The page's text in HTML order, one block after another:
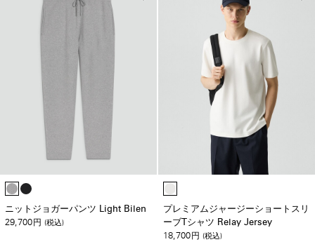
ニットジョガーパンツ Light Bilen
29,700 円 (税込)
プレミアムジャージーショートスリ
ーブTシャツ Relay Jersey
18,700 円 (税込)